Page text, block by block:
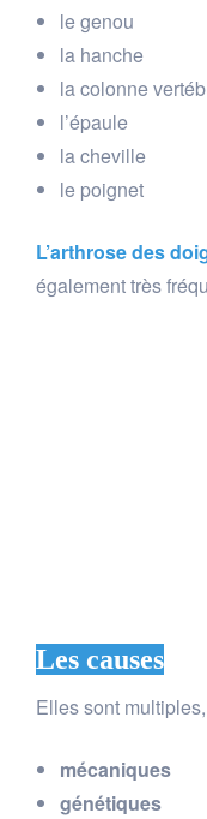
le genou
la hanche
la colonne
l’épaule
la cheville
le poignet
L’arthrose des
également très
Les causes
Elles sont
mécaniques
génétiques